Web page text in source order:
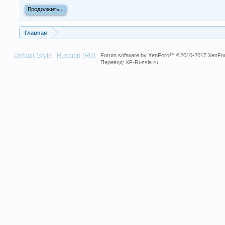
Продолжить...
Главная
Default Style Russian (RU) Forum software by XenForo™©2010-2017
Перевод:XF-Russia.ru